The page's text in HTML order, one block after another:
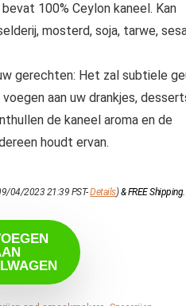
100% Ceylon kaneel. Kan
mosterd, soja, tarwe,
gerechten: Het zal subtiele
aan uw drankjes,
de kaneel aroma en de
houdt ervan.
04/2023 21:39 PST-Details)&FREE Shipping.